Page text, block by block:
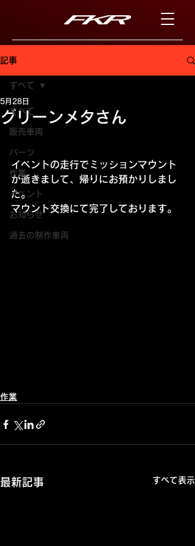
記事
すべて
販売車両
パーツ
作業
イベント
お知らせ
過去の制作車両
すべて
グリーンメタさん
5月28日
イベントの走行でミッションマウント
が逝きまして、帰りにお預かりしまし
た。
マウント交換にて完了しております。
作業
最新記事 すべて表示